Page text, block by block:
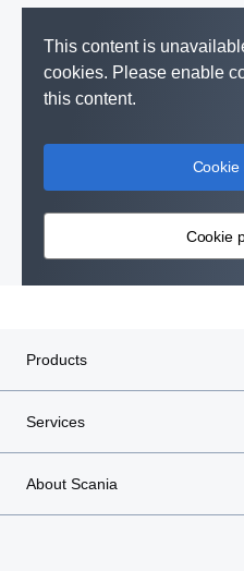
This content is
cookies. Please enable
this content.
Cookie
Cookie
Products
Services
About Scania